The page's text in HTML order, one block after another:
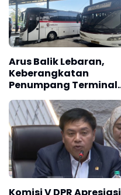
Arus Balik Lebaran,
Keberangkatan
Penumpang Terminal
Komisi V DPR Apresiasi